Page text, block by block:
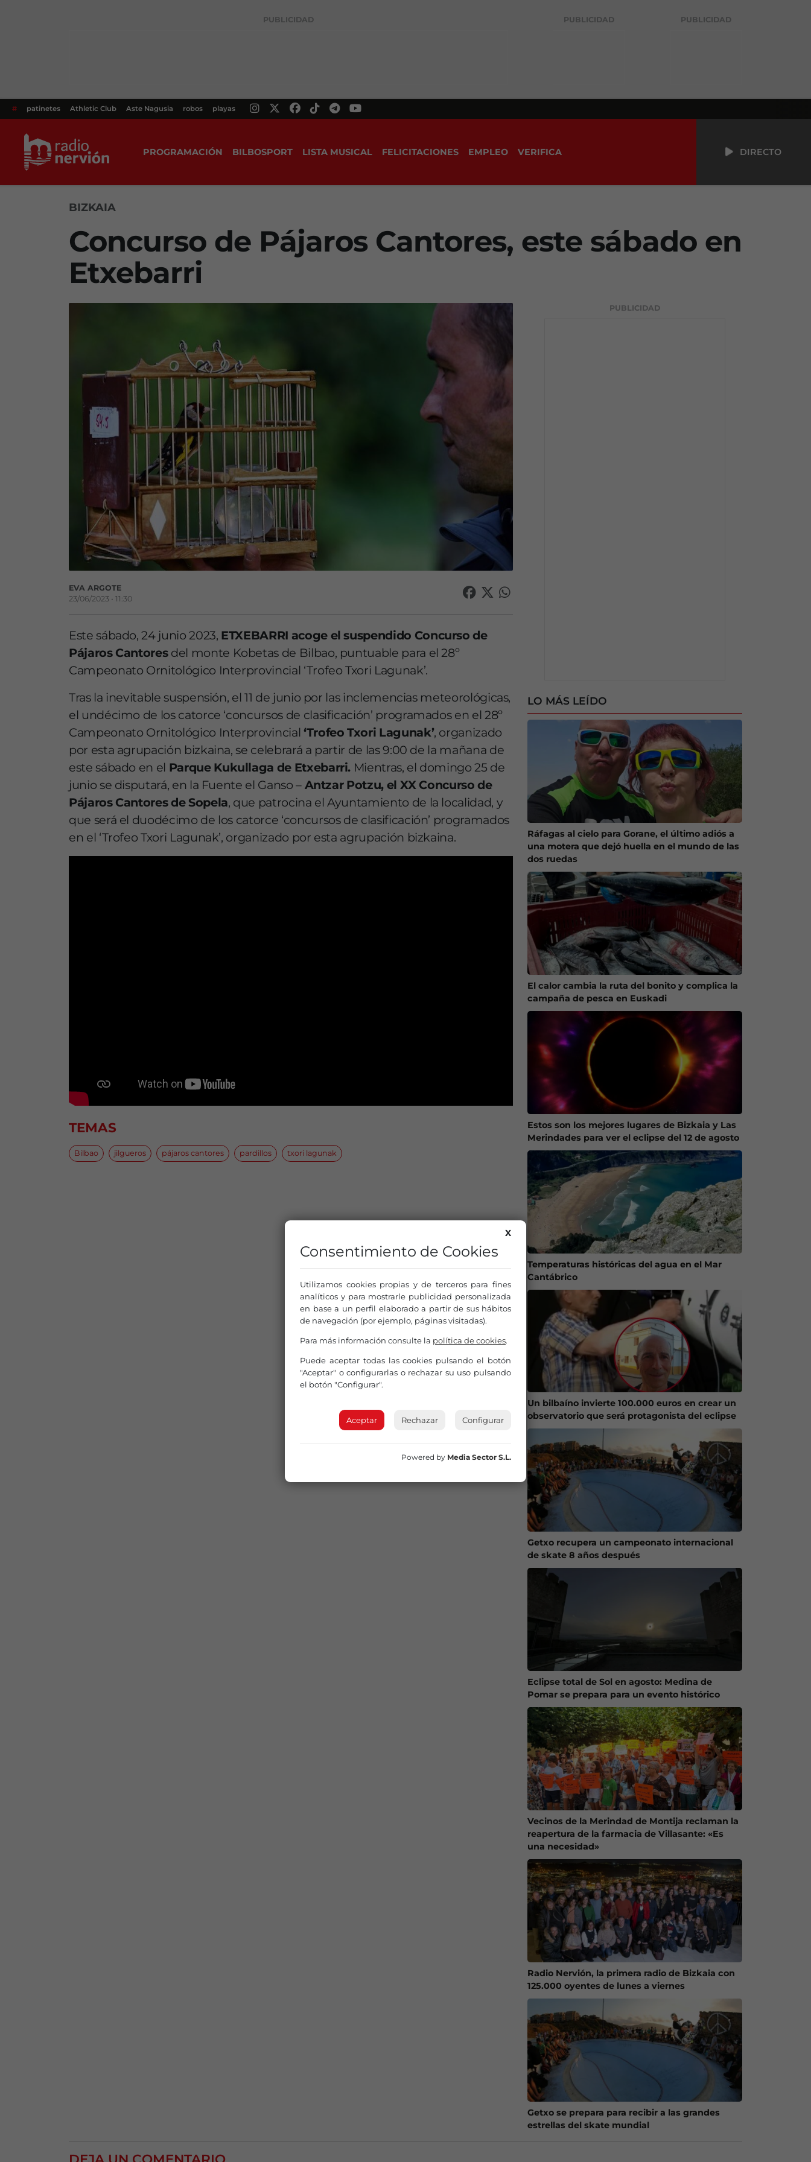
PUBLICIDAD PUBLICIDAD PUBLICIDAD
# patinetes Athletic Club Aste Nagusia robos playas
PROGRAMACIÓN BILBOSPORT LISTA MUSICAL FELICITACIONES EMPLEO VERIFICA DIRECTO
BIZKAIA
Concurso de Pájaros Cantores, este sábado en
Etxebarri
EVA ARGOTE
23/06/2023 • 11:30
Este sábado, 24 junio 2023, ETXEBARRI acoge el suspendido Concurso de
Pájaros Cantoresdel monte Kobetas de Bilbao, puntuable para el 28º
Campeonato Ornitológico Interprovincial ‘Trofeo Txori Lagunak’.
Tras la inevitable suspensión, el 11 de junio por las inclemencias meteorológicas,
el undécimo de los catorce ‘concursos de clasificación’ programados en el 28º
Campeonato Ornitológico Interprovincial ‘Trofeo Txori Lagunak’, organizado
por esta agrupación bizkaina, se celebrará a partir de las 9:00 de la mañana de
este sábado en el Parque Kukullaga de Etxebarri. Mientras, el domingo 25 de
junio se disputará, en la Fuente el Ganso – Antzar Potzu, el XX Concurso de
Pájaros Cantores de Sopela, que patrocina el Ayuntamiento de la localidad, y
que será el duodécimo de los catorce ‘concursos de clasificación’ programados
en el ‘Trofeo Txori Lagunak’, organizado por esta agrupación bizkaina.
TEMAS
Bilbao jilgueros pájaros cantores pardillos txori lagunak
PUBLICIDAD
LO MÁS LEÍDO
Ráfagas al cielo para Gorane, el último adiós a
una motera que dejó huella en el mundo de las
dos ruedas
El calor cambia la ruta del bonito y complica la
campaña de pesca en Euskadi
Estos son los mejores lugares de Bizkaia y Las
Merindades para ver el eclipse del 12 de agosto
Temperaturas históricas del agua en el Mar
Cantábrico
Un bilbaíno invierte 100.000 euros en crear un
observatorio que será protagonista del eclipse
Getxo recupera un campeonato internacional
de skate 8 años después
Eclipse total de Sol en agosto: Medina de
Pomar se prepara para un evento histórico
Vecinos de la Merindad de Montija reclaman la
reapertura de la farmacia de Villasante: «Es
una necesidad»
Radio Nervión, la primera radio de Bizkaia con
125.000 oyentes de lunes a viernes
Getxo se prepara para recibir a las grandes
estrellas del skate mundial
DEJA UN COMENTARIO
X
Consentimiento de Cookies
Utilizamos cookies propias y de terceros para fines
analíticos y para mostrarle publicidad personalizada
en base a un perfil elaborado a partir de sus hábitos
de navegación (por ejemplo, páginas visitadas).
Para más información consulte la política de cookies.
Puede aceptar todas las cookies pulsando el botón
"Aceptar" o configurarlas o rechazar su uso pulsando
el botón "Configurar".
Aceptar Rechazar Configurar
Powered by Media Sector S.L.